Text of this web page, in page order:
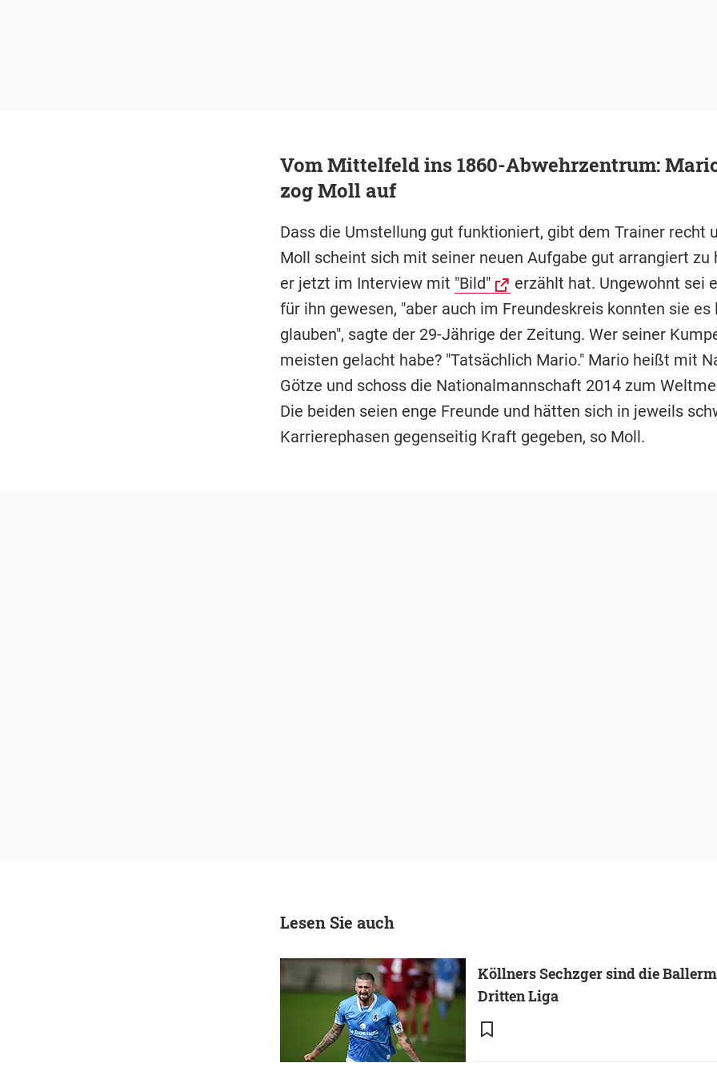
Vom Mittelfeld ins 1860-Abwehrzentrum:
zog Moll auf
Dass die Umstellung gut funktioniert, gibt dem Trainer recht
Moll scheint sich mit seiner neuen Aufgabe gut arrangiert zu
er jetzt im Interview mit "Bild"
erzählt hat. Ungewohnt sei
für ihn gewesen, "aber auch im Freundeskreis konnten sie es
glauben", sagte der 29-Jährige der Zeitung. Wer seiner
meisten gelacht habe? "Tatsächlich Mario." Mario heißt mit
Götze und schoss die Nationalmannschaft 2014 zum
Die beiden seien enge Freunde und hätten sich in jeweils
Karrierephasen gegenseitig Kraft gegeben, so Moll.
Lesen Sie auch
Köllners Sechzger sind die
Dritten Liga